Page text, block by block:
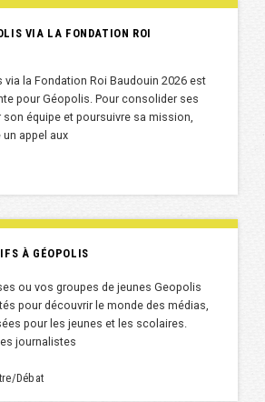
VIA LA FONDATION ROI
via la Fondation Roi Baudouin 2026 est
pour Géopolis. Pour consolider ses
équipe et poursuivre sa mission,
un appel aux
À GÉOPOLIS
ou vos groupes de jeunes Geopolis
pour découvrir le monde des médias,
pour les jeunes et les scolaires.
journalistes
Débat